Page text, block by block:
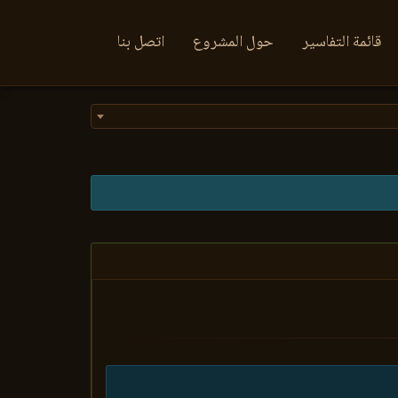
قائمة التفاسير حول المشروع اتصل بنا